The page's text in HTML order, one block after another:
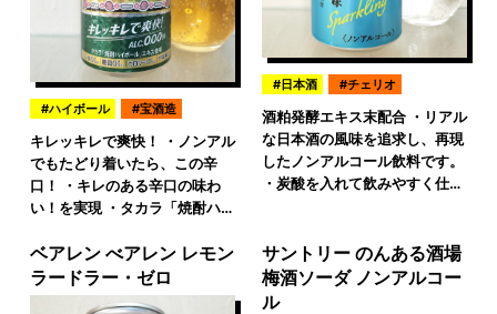
ハイボール 宝酒造
キレッキレで爽快！ ・ノンアル
でもたどり着いたら、この辛
口！ ・キレのある辛口の味わ
い！を実現 ・タカラ「焼酎ハ…
日本酒 チェリオ
酒粕発酵エキス末配合 ・リアル
な日本酒の風味を追求し、再現
したノンアルコール飲料です。
・炭酸を入れて飲みやすく仕…
ベアレン べアレン レモン
ラードラー・ゼロ
サントリー のんある酒場
梅酒ソーダ ノンアルコー
ル